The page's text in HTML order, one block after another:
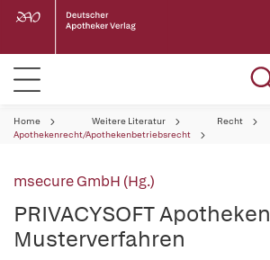
Home Weitere Literatur
Recht
Apothekenrecht/Apothekenbetriebsrecht
msecure GmbH (Hg.)
PRIVACYSOFT Apotheken
Musterverfahren